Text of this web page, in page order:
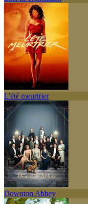
L'été meurtrier
Downton Abbey